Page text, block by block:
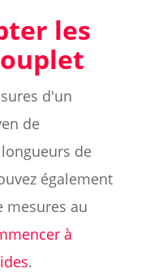
les
d'un
de
de
également
mesures au
à
.